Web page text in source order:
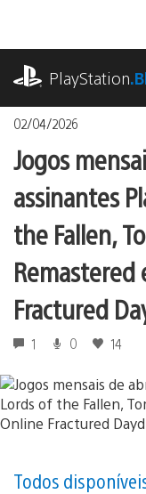
o
conteúdo
PlayStation
02/04/2026
Jogos
assinantes
the Fallen,
Remastered
Fractured
1 0 14
Todos